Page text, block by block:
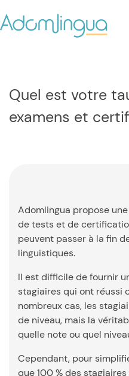
Quel est votre taux de réussite aux
examens et
Adomlingua propose
de tests et de
peuvent passer à la fin
linguistiques.
Il est difficile de fournir
stagiaires qui ont réussi
nombreux cas, les
de niveau, mais la
quelle note ou quel
Cependant, pour
que 100 % des